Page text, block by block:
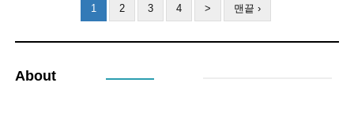
1 2 3 4 > 맨끝 ›
About